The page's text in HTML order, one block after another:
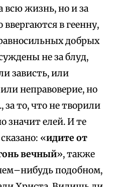
всю жизнь, но и за
в геенну,
добрых
не за блуд,
зависть, или
неправоверие, но
за то, что не творили
значит елей. И те
«идите от
вечный», также
подобном,